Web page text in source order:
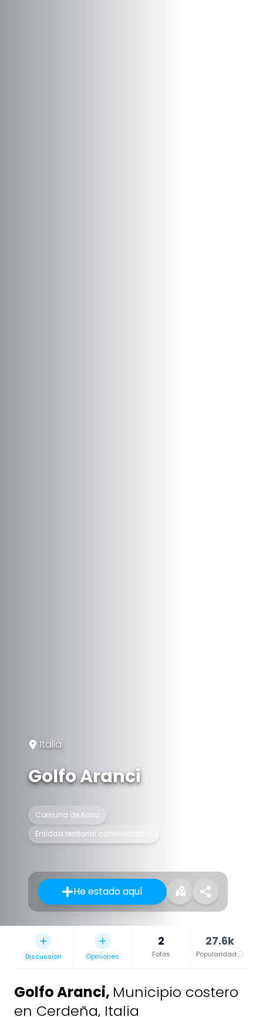
Italia
Golfo Aranci
Comuna de Italia
Entidad territorial administrativa
He estado aquí
Discussion Opiniones
2
Fotos
27.6k
Popularidad
Golfo Aranci, Municipio costero
en Cerdeña, Italia